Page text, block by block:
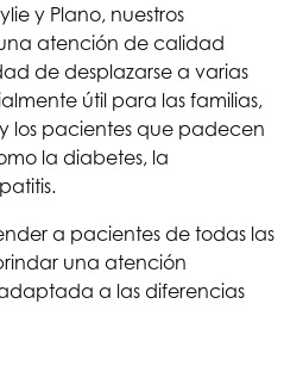
y Plano, nuestros
atención de calidad
de desplazarse a varias
útil para las familias,
los pacientes que padecen
la diabetes, la
a pacientes de todas las
una atención
a las diferencias